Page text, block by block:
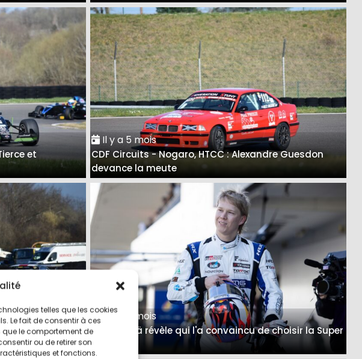
telles que les cookies
Le fait de consentir à ces
le comportement de
ou de retirer son
et fonctions.
et
Il y a 5 mois
CDF Circuits - Nogaro, HTCC : Alexandre Guesdon
devance la meute
Roland Chotard,
Il y a 5 mois
Rovanperä révèle qui l'a convaincu de choisir la Super
Formula